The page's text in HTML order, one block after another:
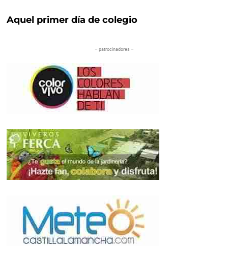
Aquel primer día de colegio
– patrocinadores –